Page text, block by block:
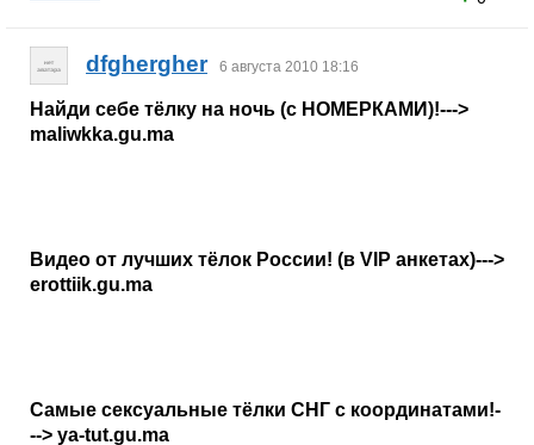
dfghergher 6 августа 2010 18:16
Найди себе тёлку на ночь (с НОМЕРКАМИ)!--->
maliwkka.gu.ma
Видео от лучших тёлок России! (в VIP анкетах)--->
erottiik.gu.ma
Самые сексуальные тёлки СНГ с координатами!-
--> ya-tut.gu.ma